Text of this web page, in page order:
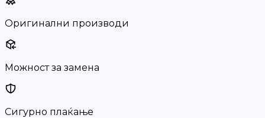
Оригинални производи
Можност за замена
Сигурно плаќање